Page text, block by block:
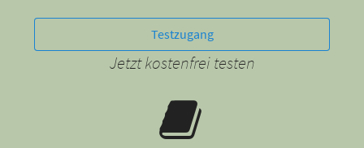
Testzugang
Jetzt kostenfrei testen